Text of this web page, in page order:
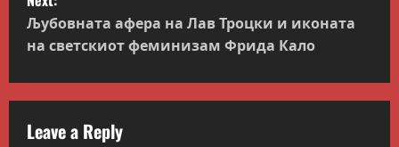
t
n
a
v
Љубовната афера на Лав Троцки и иконата
на светскиот феминизам Фрида Кало
Leave a Reply